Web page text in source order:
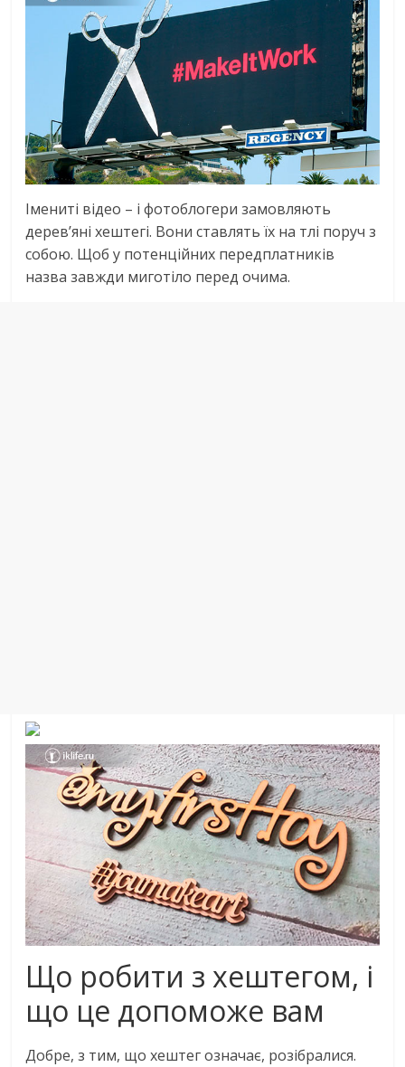
Імениті відео – і фотоблогери замовляють
дерев’яні хештегі. Вони ставлять їх на тлі поруч з
собою. Щоб у потенційних передплатників
назва завжди миготіло перед очима.
Що робити з хештегом, і
що це допоможе вам
Добре, з тим, що хештег означає, розібралися.